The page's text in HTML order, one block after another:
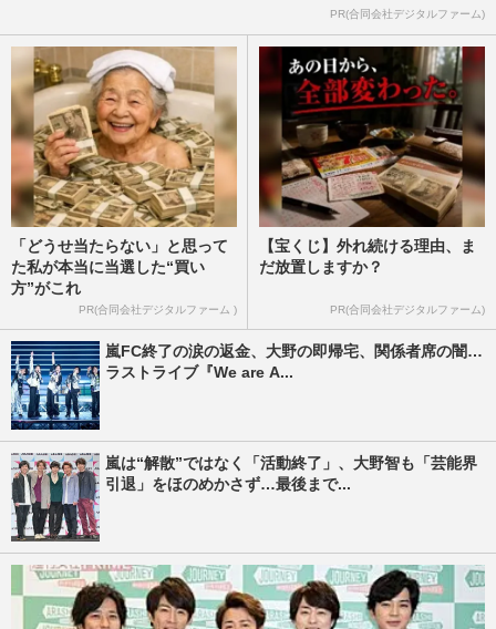
PR(合同会社デジタルファーム)
「どうせ当たらない」と思って
た私が本当に当選した“買い
方”がこれ
PR(合同会社デジタルファーム )
【宝くじ】外れ続ける理由、ま
だ放置しますか？
PR(合同会社デジタルファーム)
嵐FC終了の涙の返金、大野の即帰宅、関係者席の闇…
ラストライブ『We are A...
嵐は“解散”ではなく「活動終了」、大野智も「芸能界
引退」をほのめかさず…最後まで...